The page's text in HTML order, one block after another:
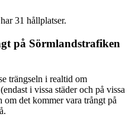
31 hållplatser.
på Sörmlandstrafiken
trängseln i realtid om
i vissa städer och på vissa
det kommer vara trångt på